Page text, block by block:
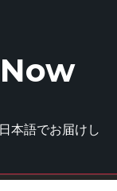
本語でお届けし